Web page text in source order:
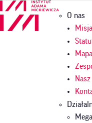
Przejdź
treści
O nas